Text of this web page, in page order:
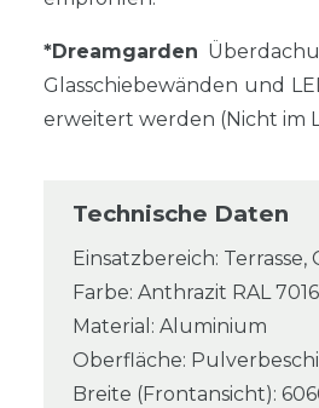
*Dreamgarden
Glasschiebewänden und
erweitert werden (Nicht im
Technische Daten
Einsatzbereich: Terrasse,
Farbe: Anthrazit RAL 7016
Material: Aluminium
Oberfläche:
Breite (Frontansicht):